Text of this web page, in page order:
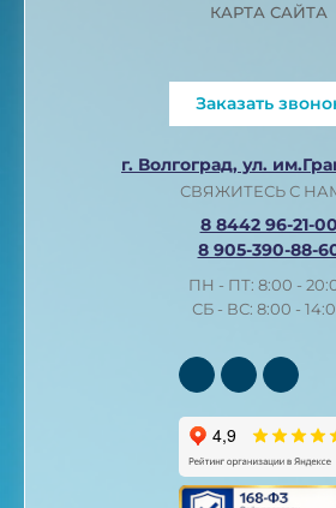
КАРТА САЙТА
Заказать
г. Волгоград, ул.
СВЯЖИТЕСЬ С
8 8442 96-21-00
8 905-390-88-
ПН - ПТ: 8:00 -
СБ - ВС: 8:00 -